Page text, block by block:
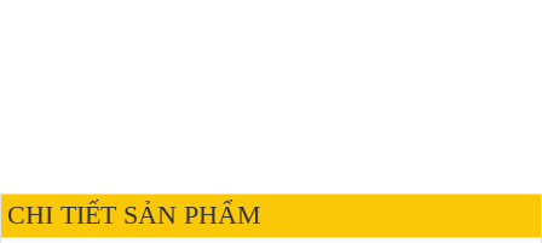
CHI TIẾT SẢN PHẨM